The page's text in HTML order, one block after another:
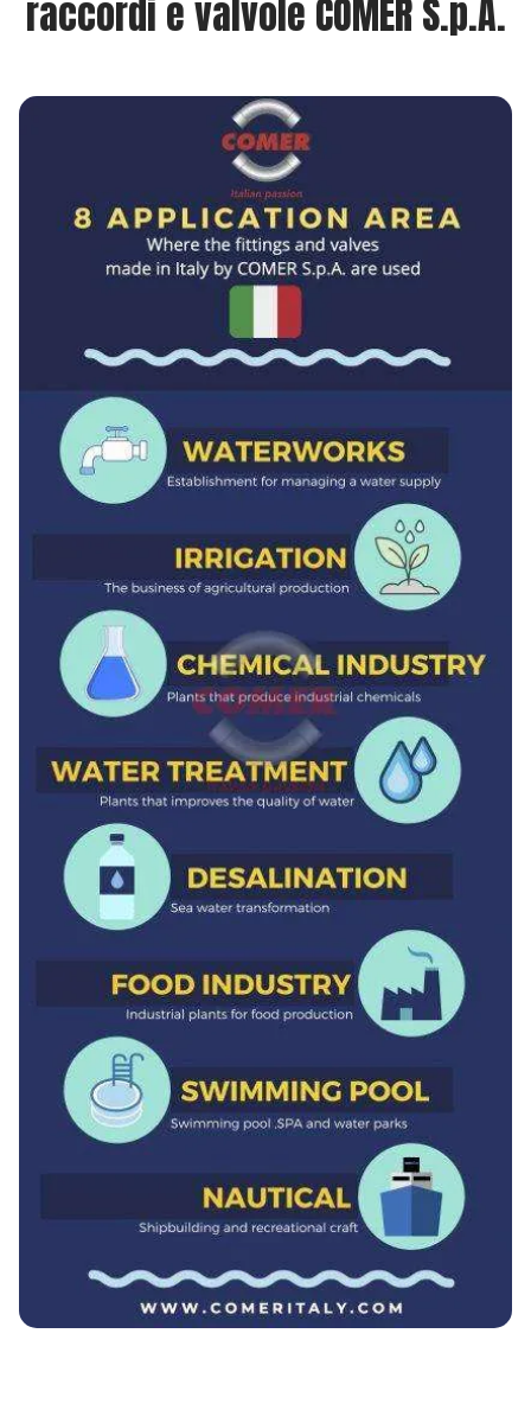
raccordi e valvole COMER S.p.A.